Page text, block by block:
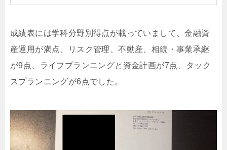
成績表には学科分野別得点が載っていまして、金融資
産運用が満点、リスク管理、不動産、相続・事業承継
が9点、ライフプランニングと資金計画が7点、タック
スプランニングが6点でした。